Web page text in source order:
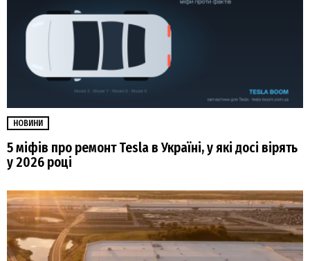
НОВИНИ
5 міфів про ремонт Tesla в Україні, у які досі вірять
у 2026 році